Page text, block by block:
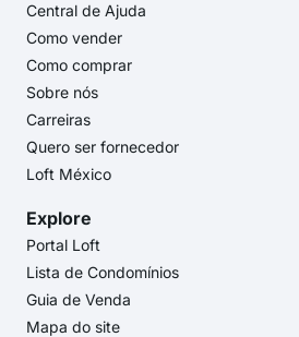
Central de Ajuda
Como vender
Como comprar
Sobre nós
Carreiras
Quero ser fornecedor
Loft México
Explore
Portal Loft
Lista de Condomínios
Guia de Venda
Mapa do site